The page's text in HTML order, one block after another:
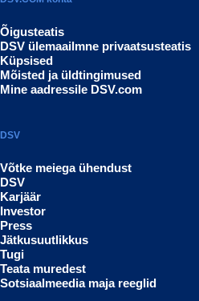
Õigusteatis
DSV ülemaailmne privaatsusteatis
Küpsised
Mõisted ja üldtingimused
Mine aadressile DSV.com
DSV
Võtke meiega ühendust
DSV
Karjäär
Investor
Press
Jätkusuutlikkus
Tugi
Teata muredest
Sotsiaalmeedia maja reeglid